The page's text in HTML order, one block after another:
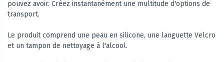
pouvez avoir. Créez instantanément une multitude d'options de
transport.
Le produit comprend une peau en silicone, une languette Velcro
et un tampon de nettoyage à l'alcool.